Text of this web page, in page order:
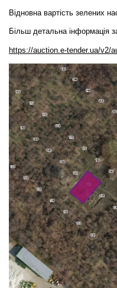
Відновна вартість зелених
Більш детальна інформація
https://auction.e-tender.ua/v2/